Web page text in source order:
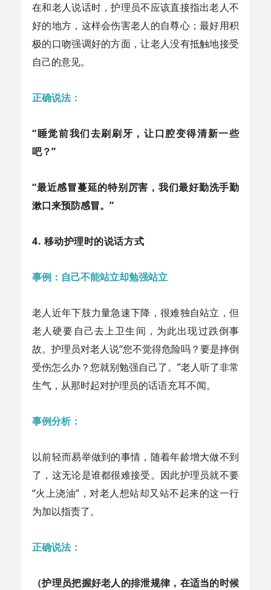
在和老人说话时，护理员不应该直接指出老人不
好的地方，这样会伤害老人的自尊心；最好用积
极的口吻强调好的方面，让老人没有抵触地接受
自己的意见。
正确说法：
“睡觉前我们去刷刷牙，让口腔变得清新一些
吧？”
“最近感冒蔓延的特别厉害，我们最好勤洗手勤
漱口来预防感冒。”
4. 移动护理时的说话方式
事例：自己不能站立却勉强站立
老人近年下肢力量急速下降，很难独自站立，但
老人硬要自己去上卫生间，为此出现过跌倒事
故。护理员对老人说“您不觉得危险吗？要是摔倒
受伤怎么办？您就别勉强自己了。”老人听了非常
生气，从那时起对护理员的话语充耳不闻。
事例分析：
以前轻而易举做到的事情，随着年龄增大做不到
了，这无论是谁都很难接受。因此护理员就不要
“火上浇油”，对老人想站却又站不起来的这一行
为加以指责了。
正确说法：
（护理员把握好老人的排泄规律，在适当的时候